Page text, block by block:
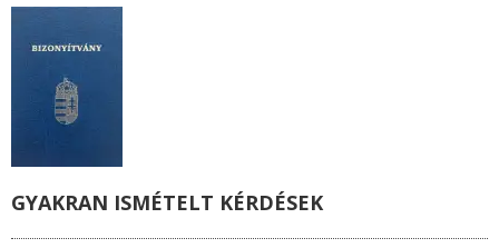
GYAKRAN ISMÉTELT KÉRDÉSEK